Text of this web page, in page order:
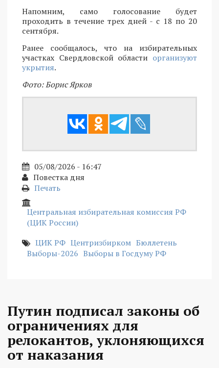
Напомним, само голосование будет
проходить в течение трех дней - с 18 по 20
сентября.
Ранее сообщалось, что на избирательных
участках Свердловской области организуют
укрытия.
Фото: Борис Ярков
05/08/2026 - 16:47
Повестка дня
Печать
Центральная избирательная комиссия РФ
(ЦИК России)
ЦИК РФ Центризбирком Бюллетень
Выборы-2026 Выборы в Госдуму РФ
Путин подписал законы об
ограничениях для
релокантов, уклоняющихся
от наказания